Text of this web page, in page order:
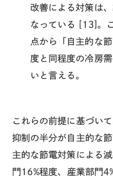
改善による対策は
なっている [13]。
点から「自主的な
度と同程度の冷房
いと言える。
これらの前提に基づい
抑制の半分が自主的な
主的な節電対策による
門16%程度、産業部門